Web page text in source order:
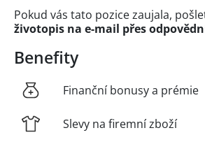
Pokud vás tato pozice zaujala,
životopis na e-mail přes
Benefity
Finanční bonusy a prémie
Slevy na firemní zboží